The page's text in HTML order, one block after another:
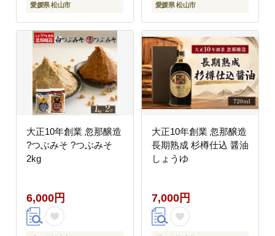
愛媛県 松山市 愛媛県 松山市
大正10年創業 忽那醸造
?つぶみそ ?つぶみそ
2kg
6,000円
大正10年創業 忽那醸造
長期熟成 杉樽仕込 醤油
しょうゆ
7,000円